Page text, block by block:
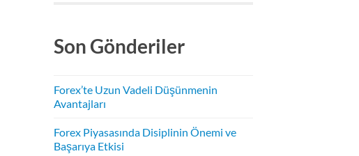
Son Gönderiler
Forex’te Uzun Vadeli Düşünmenin
Avantajları
Forex Piyasasında Disiplinin Önemi ve
Başarıya Etkisi